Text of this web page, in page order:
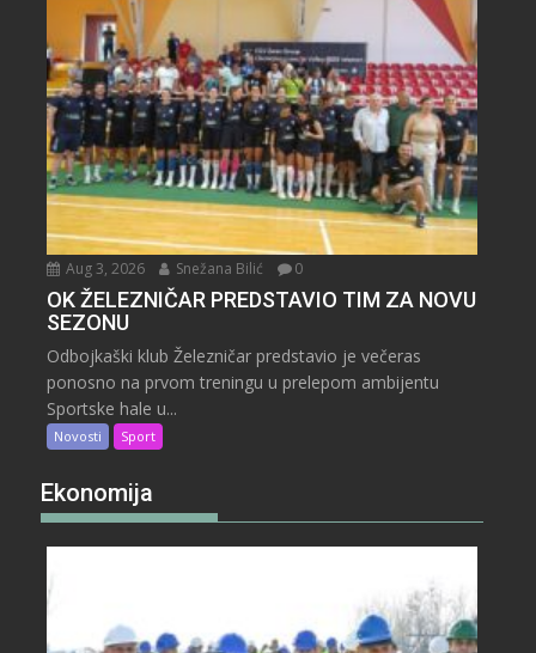
Aug 3, 2026 Snežana Bilić 0
OK ŽELEZNIČAR PREDSTAVIO TIM ZA NOVU
SEZONU
Odbojkaški klub Železničar predstavio je večeras
ponosno na prvom treningu u prelepom ambijentu
Sportske hale u...
Novosti Sport
Ekonomija